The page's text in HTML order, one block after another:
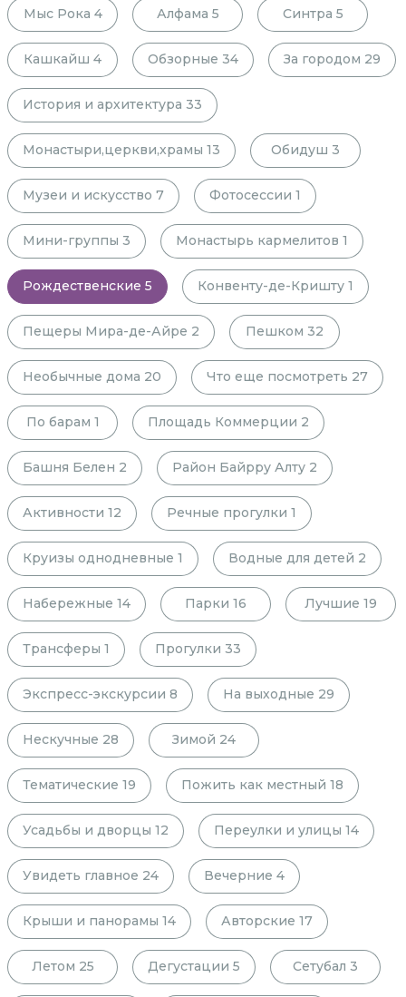
Мыс Рока 4 Алфама 5 Синтра 5
Кашкайш 4 Обзорные 34 За городом 29
История и архитектура 33
Монастыри,церкви,храмы 13 Обидуш 3
Музеи и искусство 7 Фотосессии 1
Мини-группы 3 Монастырь кармелитов 1
Рождественские 5 Конвенту-де-Кришту 1
Пещеры Мира-де-Айре 2 Пешком 32
Необычные дома 20 Что еще посмотреть 27
По барам 1 Площадь Коммерции 2
Башня Белен 2 Район Байрру Алту 2
Активности 12 Речные прогулки 1
Круизы однодневные 1 Водные для детей 2
Набережные 14 Парки 16 Лучшие 19
Трансферы 1 Прогулки 33
Экспресс-экскурсии 8 На выходные 29
Нескучные 28 Зимой 24
Тематические 19 Пожить как местный 18
Усадьбы и дворцы 12 Переулки и улицы 14
Увидеть главное 24 Вечерние 4
Крыши и панорамы 14 Авторские 17
Летом 25 Дегустации 5 Сетубал 3